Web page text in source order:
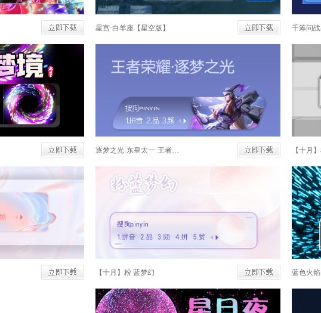
星宫·白羊座【星空版】 千筹问
逐梦之光·东皇太一·王者荣耀 【十月
【十月】粉 蓝梦幻 蓝色火焰